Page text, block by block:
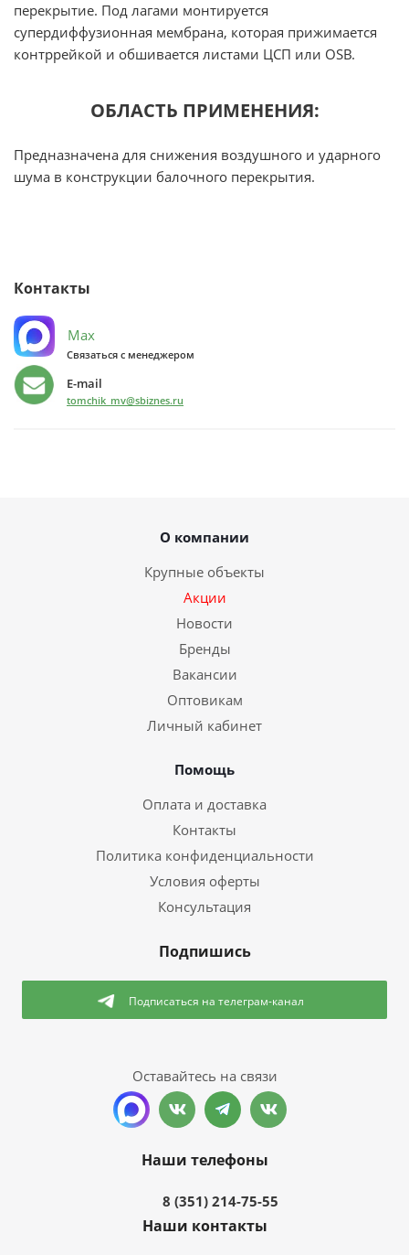
перекрытие. Под лагами монтируется
супердиффузионная мембрана, которая прижимается
контррейкой и обшивается листами ЦСП или OSB.
ОБЛАСТЬ ПРИМЕНЕНИЯ:
Предназначена для снижения воздушного и ударного
шума в конструкции балочного перекрытия.
Контакты
Max
Связаться с менеджером
E-mail
tomchik_mv@sbiznes.ru
О компании
Крупные объекты
Акции
Новости
Бренды
Вакансии
Оптовикам
Личный кабинет
Помощь
Оплата и доставка
Контакты
Политика конфиденциальности
Условия оферты
Консультация
Подпишись
Подписаться на телеграм-канал
Оставайтесь на связи
Наши телефоны
8 (351) 214-75-55
Наши контакты